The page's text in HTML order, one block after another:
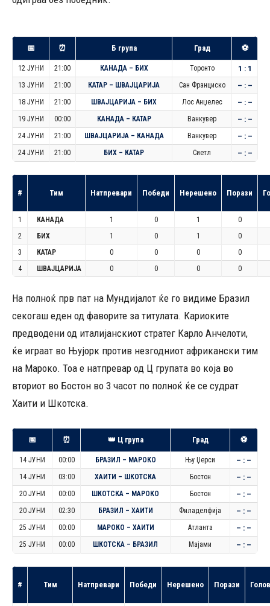
📅 ⏰ Б група Град ⚽
12 ЈУНИ 21:00 КАНАДА – БИХ Торонто 1 : 1
13 ЈУНИ 21:00 КАТАР – ШВАЈЦАРИЈА Сан Франциско – : –
18 ЈУНИ 21:00 ШВАЈЦАРИЈА – БИХ Лос Анџелес – : –
19 ЈУНИ 00:00 КАНАДА – КАТАР Ванкувер – : –
24 ЈУНИ 21:00 ШВАЈЦАРИЈА – КАНАДА Ванкувер – : –
24 ЈУНИ 21:00 БИХ – КАТАР Сиетл – : –
# Тим Натпревари Победи Нерешено Порази
1 КАНАДА 1 0 1
0
2
БИХ 1 0 1
0
3
КАТАР 0 0 0
0
4
ШВАЈЦАРИЈА 0 0 0 0
На полноќ прв пат на Мундијалот ќе го видиме Бразил
секогаш еден од фаворите за титулата. Кариоките
предводени од италијанскиот стратег Карло Анчелоти,
ќе играат во Њујорк против незгодниот африкански тим
на Мароко. Тоа е натпревар од Ц групата во која во
вториот во Бостон во 3 часот по полноќ ќе се судрат
Хаити и Шкотска.
📅 ⏰ 👑 Ц група Град ⚽
14 ЈУНИ 00:00 БРАЗИЛ – МАРОКО Њу Џерси – : –
14 ЈУНИ 03:00 ХАИТИ – ШКОТСКА Бостон – : –
20 ЈУНИ 00:00 ШКОТСКА – МАРОКО Бостон – : –
20 ЈУНИ 02:30 БРАЗИЛ – ХАИТИ Филаделфија – : –
25 ЈУНИ 00:00 МАРОКО – ХАИТИ Атланта – : –
25 ЈУНИ 00:00 ШКОТСКА – БРАЗИЛ Мајами – : –
# Тим Натпревари Победи Нерешено Порази